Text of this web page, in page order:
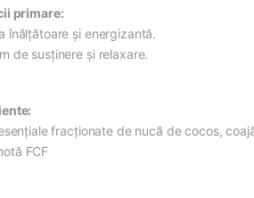
primare:
înălțătoare și energizantă.
de susținere și relaxare.
fracționate de nucă de cocos,
FCF